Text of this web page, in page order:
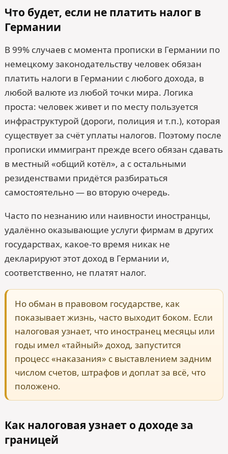
Что будет, если не платить налог в
Германии
В 99% случаев с момента прописки в Германии по
немецкому законодательству человек обязан
платить налоги в Германии с любого дохода, в
любой валюте из любой точки мира. Логика
проста: человек живет и по месту пользуется
инфраструктурой (дороги, полиция и т.п.), которая
существует за счёт уплаты налогов. Поэтому после
прописки иммигрант прежде всего обязан сдавать
в местный «общий котёл», а с остальными
резиденствами придётся разбираться
самостоятельно — во вторую очередь.
Часто по незнанию или наивности иностранцы,
удалённо оказывающие услуги фирмам в других
государствах, какое-то время никак не
декларируют этот доход в Германии и,
соответственно, не платят налог.
Но обман в правовом государстве, как
показывает жизнь, часто выходит боком. Если
налоговая узнает, что иностранец месяцы или
годы имел «тайный» доход, запустится
процесс «наказания» с выставлением задним
числом счетов, штрафов и доплат за всё, что
положено.
Как налоговая узнает о доходе за
границей